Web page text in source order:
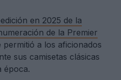
en 2025 de la
de la Premier
permitió a los aficionados
sus camisetas clásicas
época.